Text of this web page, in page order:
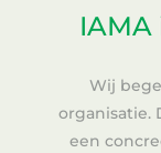
Wij
organisatie.
een